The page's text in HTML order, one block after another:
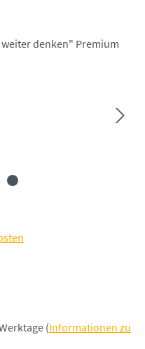
(Informationen zu